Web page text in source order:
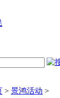
> 景鸿活动 >